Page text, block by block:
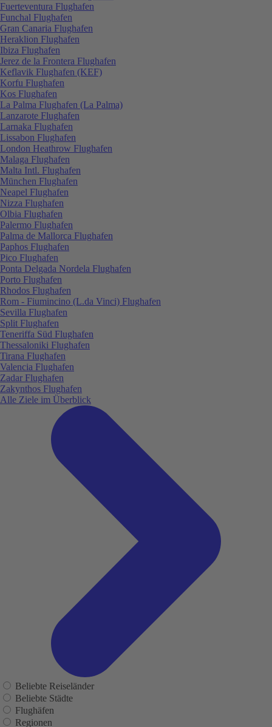
Fuerteventura Flughafen
Funchal Flughafen
Gran Canaria Flughafen
Heraklion Flughafen
Ibiza Flughafen
Jerez de la Frontera Flughafen
Keflavik Flughafen (KEF)
Korfu Flughafen
Kos Flughafen
La Palma Flughafen (La Palma)
Lanzarote Flughafen
Larnaka Flughafen
Lissabon Flughafen
London Heathrow Flughafen
Malaga Flughafen
Malta Intl. Flughafen
München Flughafen
Neapel Flughafen
Nizza Flughafen
Olbia Flughafen
Palermo Flughafen
Palma de Mallorca Flughafen
Paphos Flughafen
Pico Flughafen
Ponta Delgada Nordela Flughafen
Porto Flughafen
Rhodos Flughafen
Rom - Fiumincino (L.da Vinci) Flughafen
Sevilla Flughafen
Split Flughafen
Teneriffa Süd Flughafen
Thessaloniki Flughafen
Tirana Flughafen
Valencia Flughafen
Zadar Flughafen
Zakynthos Flughafen
Alle Ziele im Überblick
Beliebte Reiseländer
Beliebte Städte
Flughäfen
Regionen